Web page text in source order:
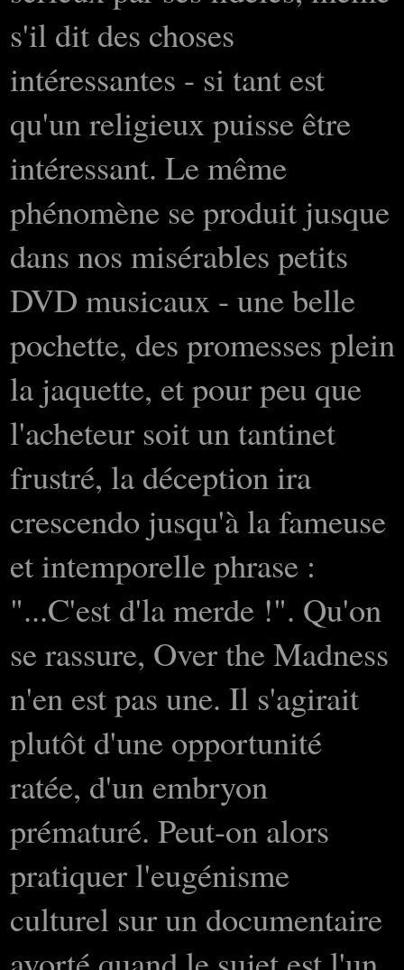
s'il dit des choses
intéressantes - si tant est
qu'un religieux puisse être
intéressant. Le même
phénomène se produit jusque
dans nos misérables petits
DVD musicaux - une belle
pochette, des promesses plein
la jaquette, et pour peu que
l'acheteur soit un tantinet
frustré, la déception ira
crescendo jusqu'à la fameuse
et intemporelle phrase :
"...C'est d'la merde !". Qu'on
se rassure, Over the Madness
n'en est pas une. Il s'agirait
plutôt d'une opportunité
ratée, d'un embryon
prématuré. Peut-on alors
pratiquer l'eugénisme
culturel sur un documentaire